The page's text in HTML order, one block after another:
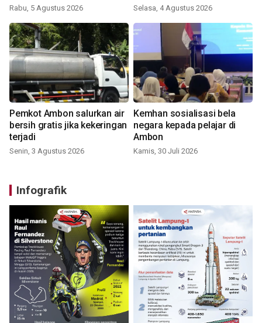
Rabu, 5 Agustus 2026 Selasa, 4 Agustus 2026
Pemkot Ambon salurkan air
bersih gratis jika kekeringan
terjadi
Senin, 3 Agustus 2026
Kemhan sosialisasi bela
negara kepada pelajar di
Ambon
Kamis, 30 Juli 2026
Infografik